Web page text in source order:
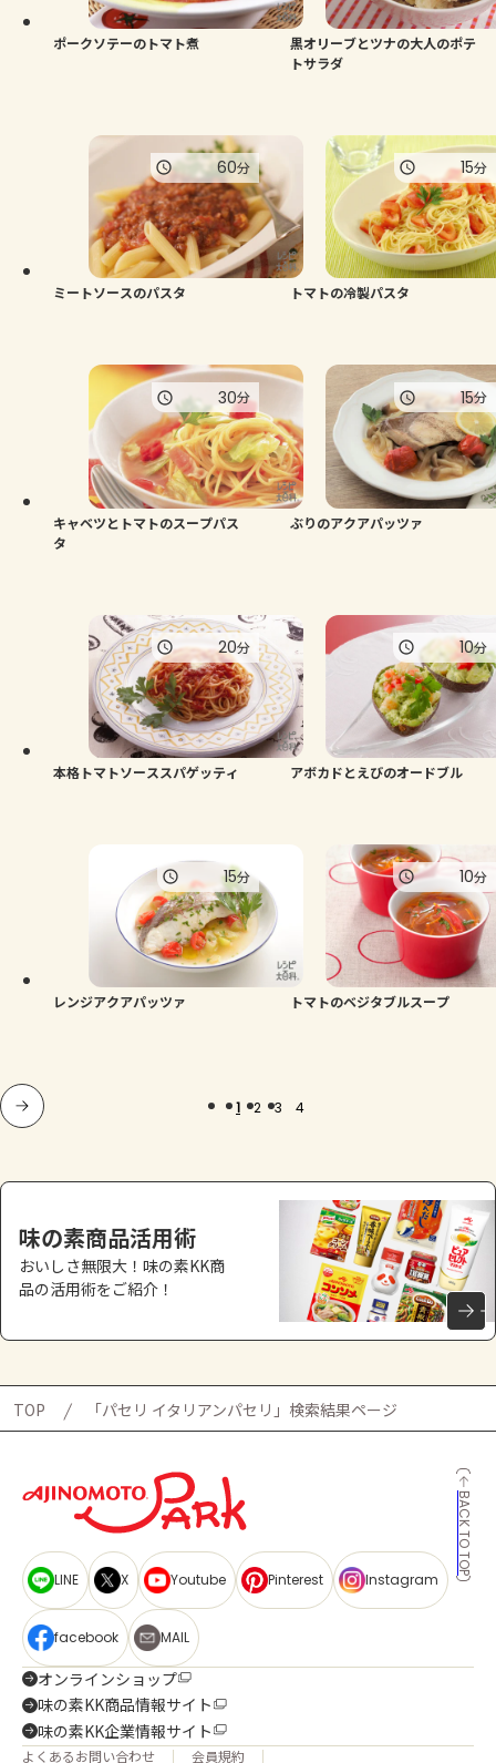
ポークソテーのトマト煮
黒オリーブとツナの大人のポテ
トサラダ
ミートソースのパスタ
60分
トマトの冷製パスタ
15分
キャベツとトマトのスープパス
タ
30分
ぶりのアクアパッツァ
15分
本格トマトソーススパゲッティ
20分
アボカドとえびのオードブル
10分
レンジアクアパッツァ
15分
トマトのベジタブルスープ
10分
1 2 3 4
味の素商品活用術
おいしさ無限大！味の素KK商
品の活用術をご紹介！
TOP 「パセリ イタリアンパセリ」検索結果ページ
BACK TO TOP
LINE X Youtube Pinterest Instagram
facebook MAIL
オンラインショップ
味の素KK商品情報サイト
味の素KK企業情報サイト
よくあるお問い合わせ 会員規約